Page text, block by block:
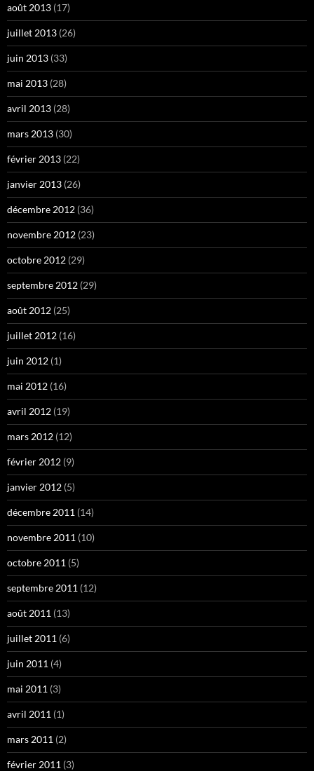
août 2013 (17)
juillet 2013 (26)
juin 2013 (33)
mai 2013 (28)
avril 2013 (28)
mars 2013 (30)
février 2013 (22)
janvier 2013 (26)
décembre 2012 (36)
novembre 2012 (23)
octobre 2012 (29)
septembre 2012 (29)
août 2012 (25)
juillet 2012 (16)
juin 2012 (1)
mai 2012 (16)
avril 2012 (19)
mars 2012 (12)
février 2012 (9)
janvier 2012 (5)
décembre 2011 (14)
novembre 2011 (10)
octobre 2011 (5)
septembre 2011 (12)
août 2011 (13)
juillet 2011 (6)
juin 2011 (4)
mai 2011 (3)
avril 2011 (1)
mars 2011 (2)
février 2011 (3)